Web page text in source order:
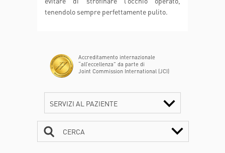
tenendolo sempre perfettamente pulito.
Accreditamento internazionale
“all’eccellenza” da parte di
Joint Commission International (JCI)
SERVIZI AL PAZIENTE
CERCA